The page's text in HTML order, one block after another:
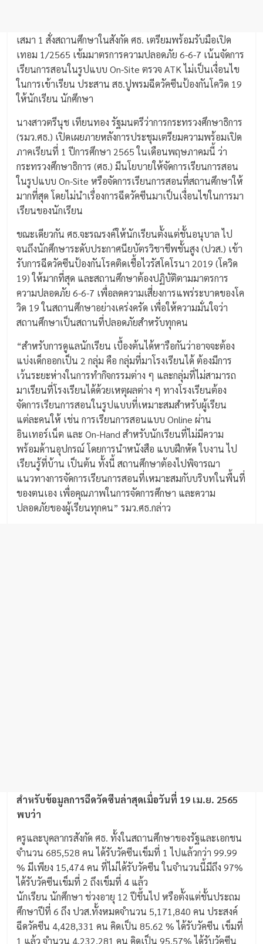
เสมา 1 สั่งสถานศึกษาในสังกัด ศธ. เตรียมพร้อมรับมือเปิด
เทอม 1/2565 เข้มมาตรการความปลอดภัย 6-6-7 เน้นจัดการ
เรียนการสอนในรูปแบบ On-Site ตรวจ ATK ไม่เป็นเงื่อนไข
ในการเข้าเรียน ประสาน สธ.ปูพรมฉีดวัคซีนป้องกันโควิด 19
ให้นักเรียน นักศึกษา
นางสาวตรีนุช เทียนทอง รัฐมนตรีว่าการกระทรวงศึกษาธิการ
(รมว.ศธ.) เปิดเผยภายหลังการประชุมเตรียมความพร้อมเปิด
ภาคเรียนที่ 1 ปีการศึกษา 2565 ในเดือนพฤษภาคมนี้ ว่า
กระทรวงศึกษาธิการ (ศธ.) มีนโยบายให้จัดการเรียนการสอน
ในรูปแบบ On-Site หรือจัดการเรียนการสอนที่สถานศึกษาให้
มากที่สุด โดยไม่นำเรื่องการฉีดวัคซีนมาเป็นเงื่อนไขในการมา
เรียนของนักเรียน
ขณะเดียวกัน ศธ.จะรณรงค์ให้นักเรียนตั้งแต่ชั้นอนุบาล ไป
จนถึงนักศึกษาระดับประกาศนียบัตรวิชาชีพชั้นสูง (ปวส.) เข้า
รับการฉีดวัคซีนป้องกันโรคติดเชื้อไวรัสโคโรนา 2019 (โควิด
19) ให้มากที่สุด และสถานศึกษาต้องปฏิบัติตามมาตรการ
ความปลอดภัย 6-6-7 เพื่อลดความเสี่ยงการแพร่ระบาดของโค
วิด 19 ในสถานศึกษาอย่างเคร่งครัด เพื่อให้ความมั่นใจว่า
สถานศึกษาเป็นสถานที่ปลอดภัยสำหรับทุกคน
“สำหรับการดูแลนักเรียน เบื้องต้นได้หารือกันว่าอาจจะต้อง
แบ่งเด็กออกเป็น 2 กลุ่ม คือ กลุ่มที่มาโรงเรียนได้ ต้องมีการ
เว้นระยะห่างในการทำกิจกรรมต่าง ๆ และกลุ่มที่ไม่สามารถ
มาเรียนที่โรงเรียนได้ด้วยเหตุผลต่าง ๆ ทางโรงเรียนต้อง
จัดการเรียนการสอนในรูปแบบที่เหมาะสมสำหรับผู้เรียน
แต่ละคนให้ เช่น การเรียนการสอนแบบ Online ผ่าน
อินเทอร์เน็ต และ On-Hand สำหรับนักเรียนที่ไม่มีความ
พร้อมด้านอุปกรณ์ โดยการนำหนังสือ แบบฝึกหัด ใบงาน ไป
เรียนรู้ที่บ้าน เป็นต้น ทั้งนี้ สถานศึกษาต้องไปพิจารณา
แนวทางการจัดการเรียนการสอนที่เหมาะสมกับบริบทในพื้นที่
ของตนเอง เพื่อคุณภาพในการจัดการศึกษา และความ
ปลอดภัยของผู้เรียนทุกคน” รมว.ศธ.กล่าว
สำหรับข้อมูลการฉีดวัคซีนล่าสุดเมื่อวันที่ 19 เม.ย. 2565
พบว่า
ครูและบุคลากรสังกัด ศธ. ทั้งในสถานศึกษาของรัฐและเอกชน
จำนวน 685,528 คน ได้รับวัคซีนเข็มที่ 1 ไปแล้วกว่า 99.99
% มีเพียง 15,474 คน ที่ไม่ได้รับวัคซีน ในจำนวนนี้มีถึง 97%
ได้รับวัคซีนเข็มที่ 2 ถึงเข็มที่ 4 แล้ว
นักเรียน นักศึกษา ช่วงอายุ 12 ปีขึ้นไป หรือตั้งแต่ชั้นประถม
ศึกษาปีที่ 6 ถึง ปวส.ทั้งหมดจำนวน 5,171,840 คน ประสงค์
ฉีดวัคซีน 4,428,331 คน คิดเป็น 85.62 % ได้รับวัคซีน เข็มที่
1 แล้ว จำนวน 4,232,281 คน คิดเป็น 95.57% ได้รับวัคซีน